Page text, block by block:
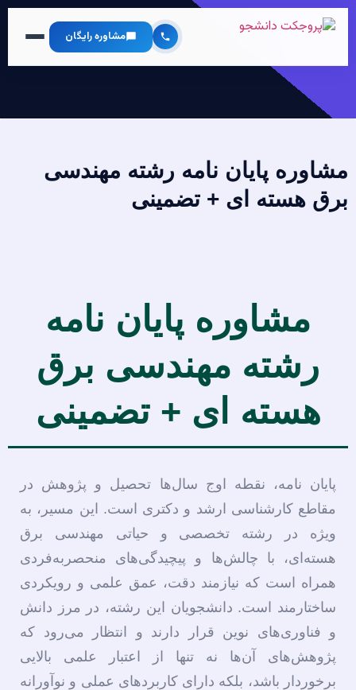
مشاوره رایگان
مشاوره پایان نامه رشته مهندسی
برق هسته ای + تضمینی
مشاوره پایان نامه
رشته مهندسی برق
هسته ای + تضمینی
پایان نامه، نقطه اوج سال‌ها تحصیل و پژوهش در
مقاطع کارشناسی ارشد و دکتری است. این مسیر، به
ویژه در رشته تخصصی و حیاتی مهندسی برق
هسته‌ای، با چالش‌ها و پیچیدگی‌های منحصربه‌فردی
همراه است که نیازمند دقت، عمق علمی و رویکردی
ساختارمند است. دانشجویان این رشته، در مرز دانش
و فناوری‌های نوین قرار دارند و انتظار می‌رود که
پژوهش‌های آن‌ها نه تنها از اعتبار علمی بالایی
برخوردار باشد، بلکه دارای کاربردهای عملی و نوآورانه